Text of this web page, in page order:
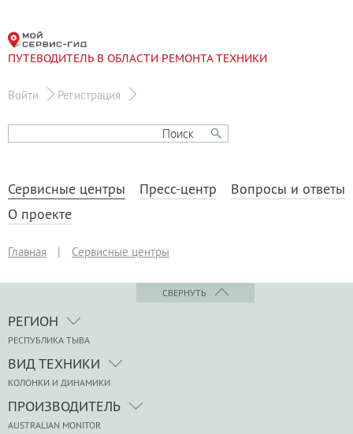
ПУТЕВОДИТЕЛЬ В ОБЛАСТИ РЕМОНТА ТЕХНИКИ
Войти Регистрация
Сервисные центры Пресс-центр
Вопросы и ответы
О проекте
Главная | Сервисные центры
СВЕРНУТЬ
РЕГИОН
РЕСПУБЛИКА ТЫВА
ВИД ТЕХНИКИ
КОЛОНКИ И ДИНАМИКИ
ПРОИЗВОДИТЕЛЬ
AUSTRALIAN MONITOR